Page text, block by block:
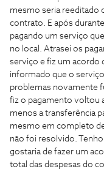
mesmo seria reeditado
contrato. E após
pagando um serviço
no local. Atrasei os
serviço e fiz um acordo
informado que o
problemas novamente
fiz o pagamento voltou
menos a transferência
mesmo em completo
não foi resolvido.
gostaria de fazer um
total das despesas do